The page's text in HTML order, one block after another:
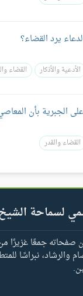
يرد القضاء؟
الأدعية والأذكار القضاء
الجبرية بأن
القضاء والقدر
لسماحة الشيخ
جمعًا غزيرًا من
والرشاد، نبراسًا